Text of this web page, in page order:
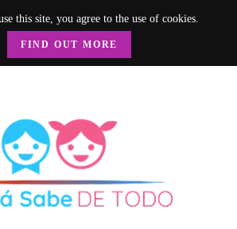
this site, you agree to the use of cookies.
FIND OUT MORE